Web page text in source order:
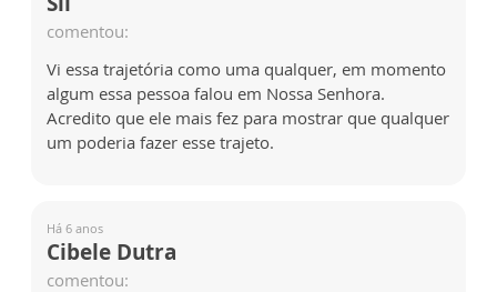
comentou:
Vi essa trajetória como uma qualquer, em momento
algum essa pessoa falou em Nossa Senhora.
Acredito que ele mais fez para mostrar que qualquer
um poderia fazer esse trajeto.
Há 6 anos
Cibele Dutra
comentou: